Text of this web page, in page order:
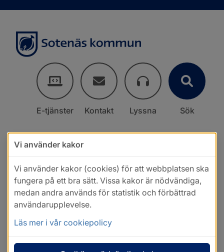
E-tjänster Kontakt Lyssna Sök
Vi använder kakor
Vi använder kakor (cookies) för att webbplatsen ska
fungera på ett bra sätt. Vissa kakor är nödvändiga,
medan andra används för statistik och förbättrad
användarupplevelse.
Läs mer i vår cookiepolicy